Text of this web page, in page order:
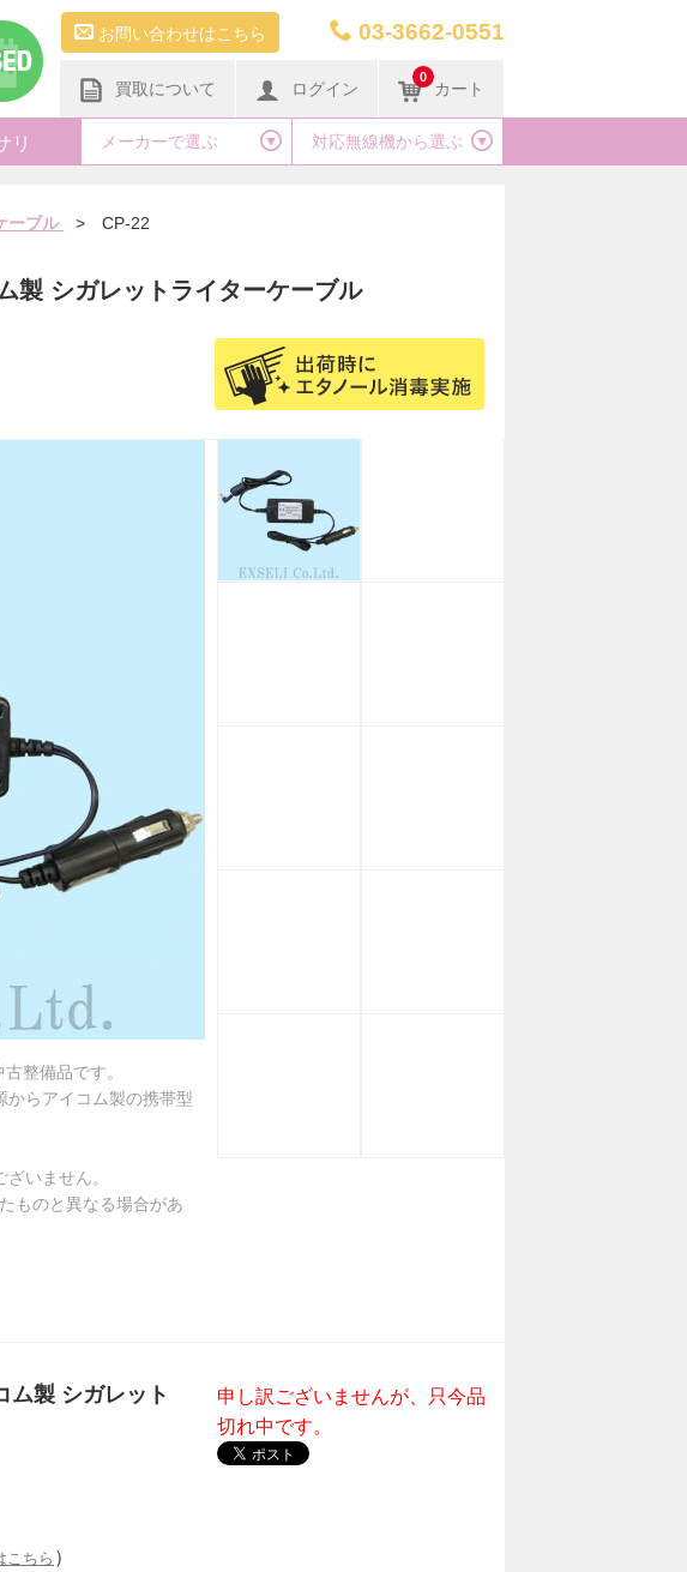
お問い合わせはこちら 03-3662-0551
買取について ログイン
0
カート
リ メーカーで選ぶ 対応無線機から選ぶ
ーブル > CP-22
製 シガレットライターケーブル
整備品です。
からアイコム製の携帯型
いません。
ものと異なる場合があ
ム製 シガレット
こちら ）
申し訳ございませんが、只今品
切れ中です。